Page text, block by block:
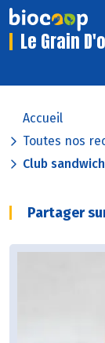
Le Grain
Accueil
Toutes nos
Club
Partager